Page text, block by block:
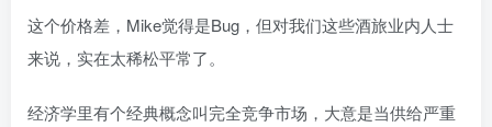
这个价格差，Mike觉得是Bug，但对我们这些酒旅业内人士
来说，实在太稀松平常了。
经济学里有个经典概念叫完全竞争市场，大意是当供给严重